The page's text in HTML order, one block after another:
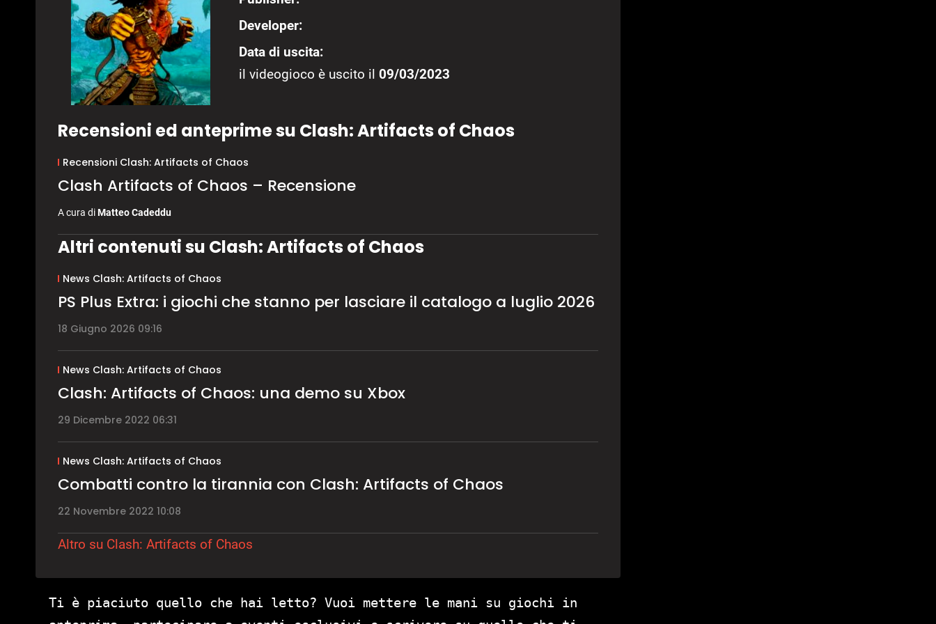
Developer:
Data di uscita:
il videogioco è uscito il 09/03/2023
Recensioni ed anteprime su Clash: Artifacts of Chaos
Recensioni Clash: Artifacts of Chaos
Clash Artifacts of Chaos – Recensione
A cura diMatteo Cadeddu
Altri contenuti su Clash: Artifacts of Chaos
News Clash: Artifacts of Chaos
PS Plus Extra: i giochi che stanno per lasciare il catalogo a luglio 2026
18 Giugno 2026 09:16
News Clash: Artifacts of Chaos
Clash: Artifacts of Chaos: una demo su Xbox
29 Dicembre 2022 06:31
News Clash: Artifacts of Chaos
Combatti contro la tirannia con Clash: Artifacts of Chaos
22 Novembre 2022 10:08
Altro su Clash: Artifacts of Chaos
Ti è piaciuto quello che hai letto? Vuoi mettere le mani su giochi in